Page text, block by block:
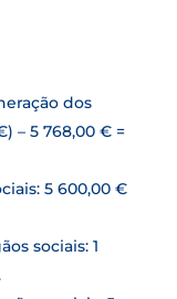
dos
– 5 768,00 € =
5 600,00 €
sociais: 1